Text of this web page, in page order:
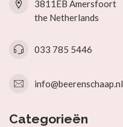
3811EB Amersfoort
the Netherlands
033 785 5446
info@beerenschaap.nl
Categorieën